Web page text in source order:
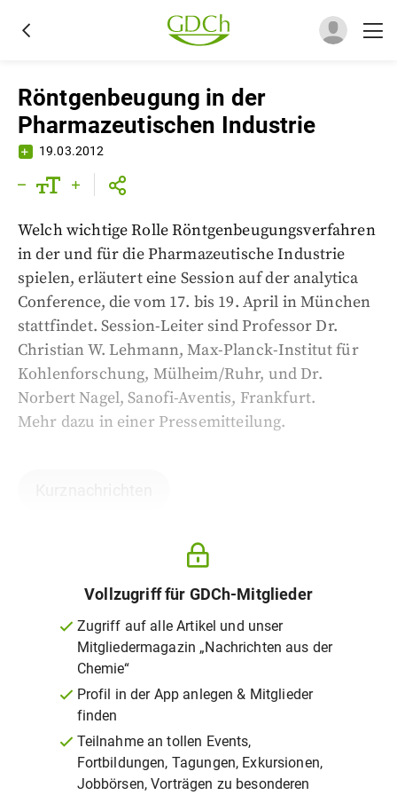
Röntgenbeugung in der
Pharmazeutischen Industrie
19.03.2012
Welch wichtige Rolle Röntgenbeugungsverfahren
in der und für die Pharmazeutische Industrie
spielen, erläutert eine Session auf der analytica
Conference, die vom 17. bis 19. April in München
stattfindet. Session-Leiter sind Professor Dr.
Christian W. Lehmann, Max-Planck-Institut für
Kohlenforschung, Mülheim/Ruhr, und Dr.
Norbert Nagel, Sanofi-Aventis, Frankfurt.
Mehr dazu in einer Pressemitteilung.
Vollzugriff für GDCh-Mitglieder
Zugriff auf alle Artikel und unser
Mitgliedermagazin „Nachrichten aus der
Chemie“
Profil in der App anlegen & Mitglieder
finden
Teilnahme an tollen Events,
Fortbildungen, Tagungen, Exkursionen,
Jobbörsen, Vorträgen zu besonderen